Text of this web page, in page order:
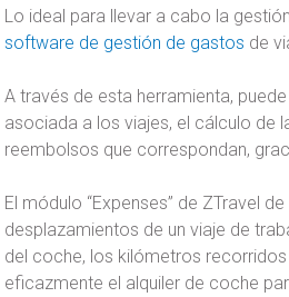
Lo ideal para llevar a cabo la
software de gestión de gastos de
A través de esta herramienta,
asociada a los viajes, el cálculo de
reembolsos que correspondan,
El módulo “Expenses” de ZTravel
desplazamientos de un viaje de
del coche, los kilómetros
eficazmente el alquiler de coche